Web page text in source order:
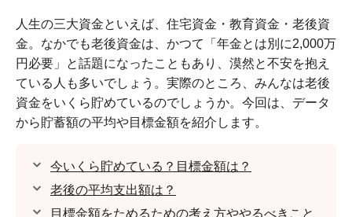
人生の三大資金といえば、住宅資金・教育資金・老後資
金。なかでも老後資金は、かつて「年金とは別に2,000万
円必要」と話題になったこともあり、漠然と不安を抱え
ている人も多いでしょう。実際のところ、みんなは老後
資金をいくら貯めているのでしょうか。今回は、データ
から貯蓄額の平均や目標金額を紹介します。
今いくら貯めている？目標金額は？
老後の平均支出額は？
目標金額をためるための考え方ややるべきこと